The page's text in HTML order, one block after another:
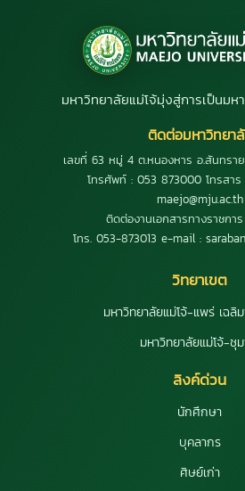
มหาวิทยาลัยแม่โจ้มุ่งสู่การเป็นมห
ติดต่อมหาวิทยา
เลขที่ 63 หมู่ 4 ต.หนองหาร อ.สันทรา
โทรศัพท์ : 053 873000 โทรสาร
maejo@mju.ac.th
ติดต่องานเอกสารทางราชกา
โทร. 053-873013 e-mail :
วิทยาเขต
มหาวิทยาลัยแม่โจ้-แพร่ เฉลิ
มหาวิทยาลัยแม่โจ้-ชุ
ลิงค์ด่วน
นักศึกษา
บุคลากร
ศิษย์เก่า